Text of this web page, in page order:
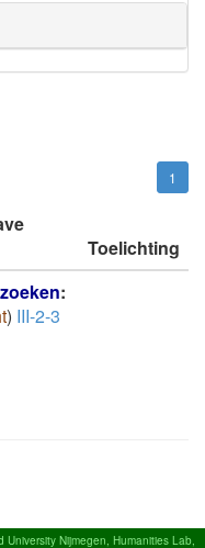
1
Toelichting
:
) III-2-3
University Nijmegen, Humanities Lab,